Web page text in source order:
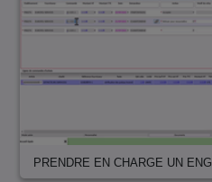
PRENDRE EN CHARGE UN